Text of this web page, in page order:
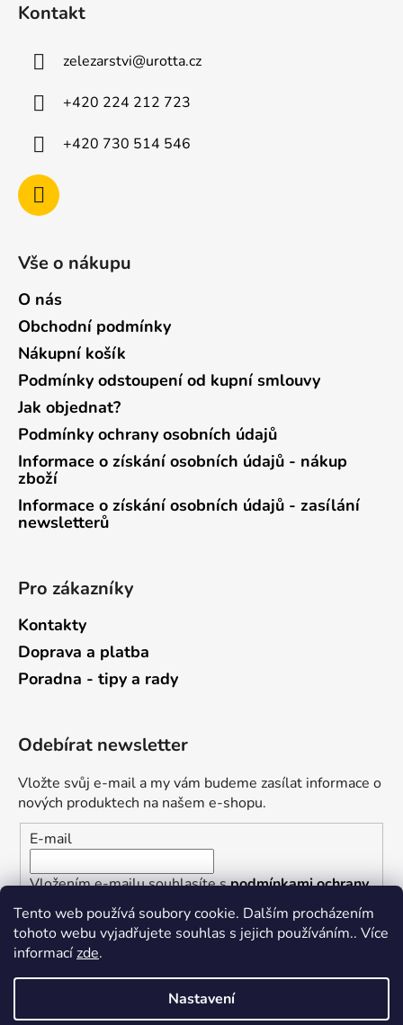
Tento web používá soubory cookie. Dalším procházením
tohoto webu vyjadřujete souhlas s jejich používáním.. Více
informacízde.
Nastavení
Kontakt
zelezarstvi@urotta.cz
+420 224 212 723
+420 730 514 546
Vše o nákupu
O nás
Obchodní podmínky
Nákupní košík
Podmínky odstoupení od kupní smlouvy
Jak objednat?
Podmínky ochrany osobních údajů
Informace o získání osobních údajů - nákup
zboží
Informace o získání osobních údajů - zasílání
newsletterů
Pro zákazníky
Kontakty
Doprava a platba
Poradna - tipy a rady
Odebírat newsletter
Vložte svůj e-mail a my vám budeme zasílat informace o
nových produktech na našem e-shopu.
E-mail
Vložením e-mailu souhlasíte spodmínkami ochrany
osobních údajů
PŘIHLÁSIT SE